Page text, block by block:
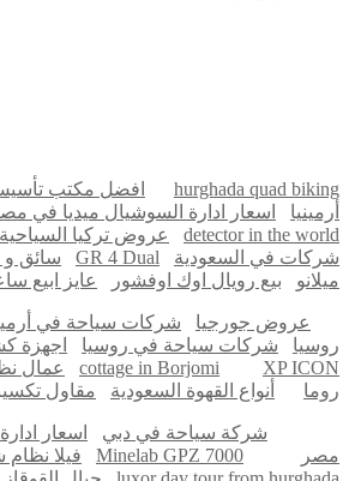
hurghada quad biking افضل مكتب
أرمينيا
اسعار ادارة السوشيال ميديا في
detector in the world
عروض تركيا السياحية
شركات في السعودية
GR 4 Dual
سائق
ميلانو
بيع رويال اوك اوفشور عايز ابيع
عروض جورجيا شركات سياحة في
روسيا
شركات سياحة في روسيا اجهزة
cottage in Borjomi
XP ICON عمال
روما
أنواع القهوة السعودية مقاول
شركة سياحة في دبي
اسعار
مصر
Minelab GPZ 7000 فيلا نظام